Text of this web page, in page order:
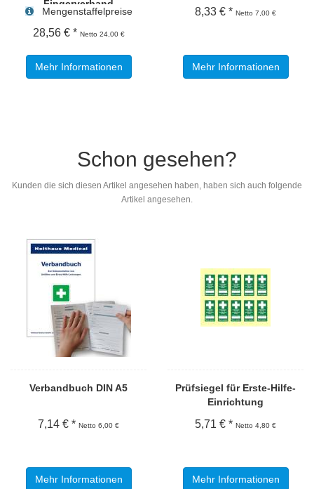
Fingerverband
Mengenstaffelpreise
28,56 € * Netto 24,00 €
Mehr Informationen
8,33 € * Netto 7,00 €
Mehr Informationen
Schon gesehen?
Kunden die sich diesen Artikel angesehen haben, haben sich auch folgende
Artikel angesehen.
Verbandbuch DIN A5
7,14 € * Netto 6,00 €
Mehr Informationen
Prüfsiegel für Erste-Hilfe-
Einrichtung
5,71 € * Netto 4,80 €
Mehr Informationen